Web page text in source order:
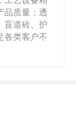
品质量；透
盲道砖、护
各类客户不